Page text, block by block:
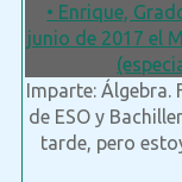
• Enrique,
junio de 2017 el
Imparte: Álgebra.
de ESO y
tarde, pero